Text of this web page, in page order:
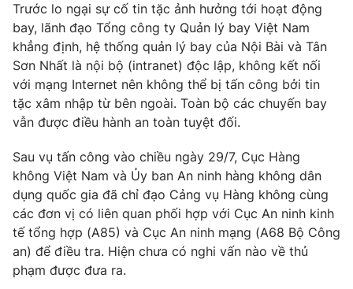
Câu chuyện quốc tế
Tài chính
Thị trường
Góc doanh nghiệp
Dữ liệu và đời sống
Truyền hình
Phim VTV
Nhân vật
Khán giả
Giải sao mai
Giải trí
Điện ảnh
Âm nhạc
Sao
Đời sống
Du lịch
Làm đẹp
Chất lượng cuộc sống
Giáo dục
Tuyển sinh
Học trực tuyến
Công nghệ
Trước lo ngại sự cố tin tặc ảnh hưởng tới hoạt động
bay, lãnh đạo Tổng công ty Quản lý bay Việt Nam
khẳng định, hệ thống quản lý bay của Nội Bài và Tân
Sơn Nhất là nội bộ (intranet) độc lập, không kết nối
với mạng Internet nên không thể bị tấn công bởi tin
tặc xâm nhập từ bên ngoài. Toàn bộ các chuyến bay
vẫn được điều hành an toàn tuyệt đối.
Sau vụ tấn công vào chiều ngày 29/7, Cục Hàng
không Việt Nam và Ủy ban An ninh hàng không dân
dụng quốc gia đã chỉ đạo Cảng vụ Hàng không cùng
các đơn vị có liên quan phối hợp với Cục An ninh kinh
tế tổng hợp (A85) và Cục An ninh mạng (A68 Bộ Công
an) để điều tra. Hiện chưa có nghi vấn nào về thủ
phạm được đưa ra.